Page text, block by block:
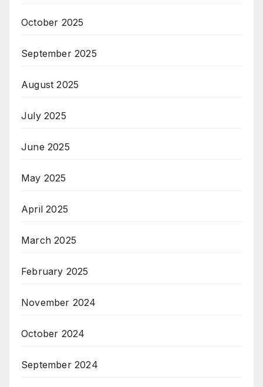
October 2025
September 2025
August 2025
July 2025
June 2025
May 2025
April 2025
March 2025
February 2025
November 2024
October 2024
September 2024